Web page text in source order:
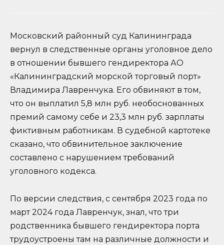
Московский районный суд Калининграда
вернул в следственные органы уголовное дело
в отношении бывшего гендиректора АО
«Калининградский морской торговый порт»
Владимира Лавренчука. Его обвиняют в том,
что он выплатил 5,8 млн руб. необоснованных
премий самому себе и 23,3 млн руб. зарплаты
фиктивным работникам. В судебной картотеке
сказано, что обвинительное заключение
составлено с нарушением требований
уголовного кодекса.
По версии следствия, с сентября 2023 года по
март 2024 года Лавренчук, знал, что три
родственника бывшего гендиректора порта
трудоустроены там на различные должности и